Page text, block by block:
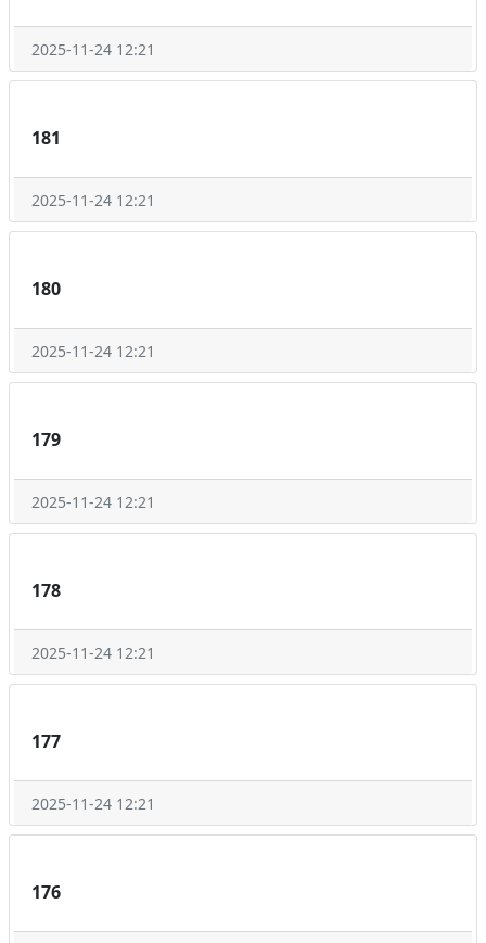
2025-11-24 12:21
181
2025-11-24 12:21
180
2025-11-24 12:21
179
2025-11-24 12:21
178
2025-11-24 12:21
177
2025-11-24 12:21
176